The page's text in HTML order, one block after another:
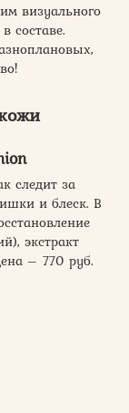
визуального
составе.
следит за
и блеск. В
экстракт
– 770 руб.